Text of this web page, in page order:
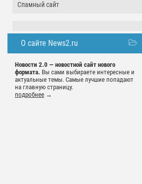
Спамный сайт
О сайте News2.ru
Новости 2.0 — новостной сайт нового
формата. Вы сами выбираете интересные и
актуальные темы. Самые лучшие попадают
на главную страницу.
подробнее →